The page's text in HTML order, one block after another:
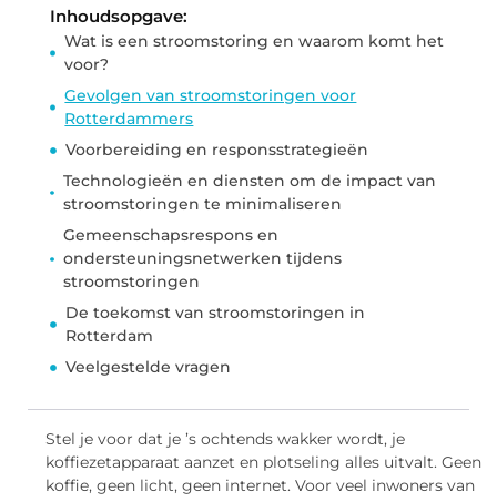
Inhoudsopgave:
Wat is een stroomstoring en waarom komt het
voor?
Gevolgen van stroomstoringen voor
Rotterdammers
Voorbereiding en responsstrategieën
Technologieën en diensten om de impact van
stroomstoringen te minimaliseren
Gemeenschapsrespons en
ondersteuningsnetwerken tijdens
stroomstoringen
De toekomst van stroomstoringen in
Rotterdam
Veelgestelde vragen
Stel je voor dat je ’s ochtends wakker wordt, je
koffiezetapparaat aanzet en plotseling alles uitvalt. Geen
koffie, geen licht, geen internet. Voor veel inwoners van